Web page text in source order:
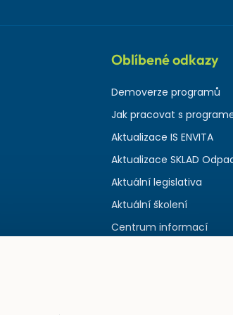
Oblíbené odkazy
Demoverze programů
Jak pracovat s
Aktualizace IS ENVITA
Aktualizace SKLAD
Aktuální legislativa
Aktuální školení
Centrum informací